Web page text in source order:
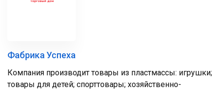
Фабрика Успеха
Компания производит товары из пластмассы: игрушки;
товары для детей; спорттовары; хозяйственно-